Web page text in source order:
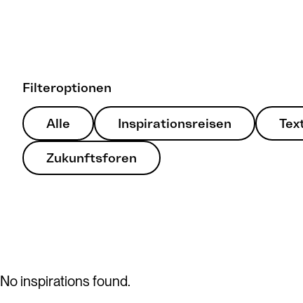
Filteroptionen
Alle Inspirationsreisen
Zukunftsforen
No inspirations found.